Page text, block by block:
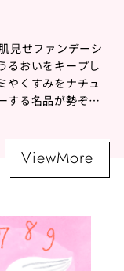
見せファンデーシ
るおいをキープし
やくすみをナチュ
する名品が勢ぞろ
ViewMore